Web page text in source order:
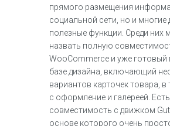
прямого размещения
социальной сети, но и многие
полезные функции. Среди них
назвать полную
WooCommerce и уже готовый
базе дизайна, включающий
вариантов карточек товара, в
с оформление и галереей. Есть
совместимость с движком
основе которого очень